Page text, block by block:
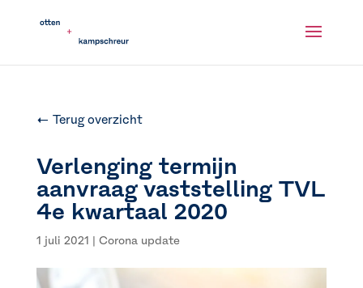
← Terug overzicht
Verlenging termijn
aanvraag vaststelling TVL
4e kwartaal 2020
1 juli 2021 | Corona update